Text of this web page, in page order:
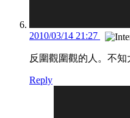
2010/03/14 21:27
反圍觀圍觀的人。不
Reply